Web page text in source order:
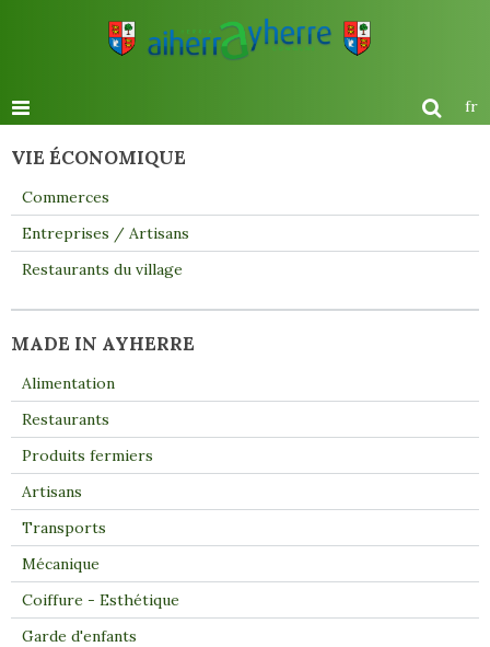
fr
VIE ÉCONOMIQUE
Commerces
Entreprises / Artisans
Restaurants du village
MADE IN AYHERRE
Alimentation
Restaurants
Produits fermiers
Artisans
Transports
Mécanique
Coiffure - Esthétique
Garde d'enfants